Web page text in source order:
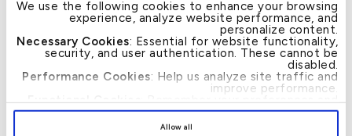
We use the following cookies to enhance your browsing
experience, analyze website performance, and
personalize content.
Necessary Cookies: Essential for website functionality,
security, and user authentication. These cannot be
disabled.
Performance Cookies: Help us analyze site traffic and
improve performance.
Functional Cookies: Remember your preferences and
enhance user experience.
, you provide explicit consent to
Allow all
البنك للمنظومة يعكس الحرص على تقديم خدمات رقمية عالية
الأمان وتجربة متميزة للعملاء، بما يسهم في تعزيز مسيرة
التحول الرقمي في مملكة البحرين.
وأضاف الدكتور خالد المطاوعة أن هذه الخطوة تُظهر توافق
القطاع الخاص مع رؤية المملكة في توفير خدمات رقمية آمنة
ترتكز على العميل، مؤكداً التزام هيئة المعلومات والحكومة